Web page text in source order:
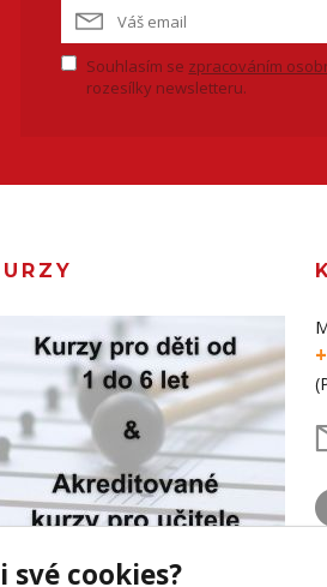
Souhlasím se zpracováním
rozesílky newsletteru.
své cookies?